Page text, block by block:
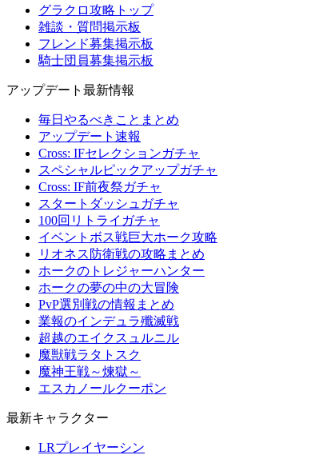
グラクロ攻略トップ
雑談・質問掲示板
フレンド募集掲示板
騎士団員募集掲示板
アップデート最新情報
毎日やるべきことまとめ
アップデート速報
Cross: IFセレクションガチャ
スペシャルピックアップガチャ
Cross: IF前夜祭ガチャ
スタートダッシュガチャ
100回リトライガチャ
イベントボス戦巨大ホーク攻略
リオネス防衛戦の攻略まとめ
ホークのトレジャーハンター
ホークの夢の中の大冒険
PvP選別戦の情報まとめ
業報のインデュラ殲滅戦
超越のエイクスュルニル
魔獣戦ラタトスク
魔神王戦～煉獄～
エスカノールクーポン
最新キャラクター
LRプレイヤーシン